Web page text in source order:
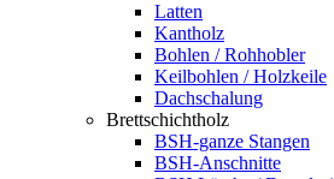
Latten
Kantholz
Bohlen / Rohhobler
Keilbohlen / Holzkeile
Dachschalung
Brettschichtholz
BSH-ganze Stangen
BSH-Anschnitte